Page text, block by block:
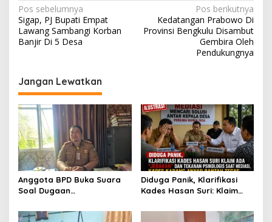
Navigasi
pos
Pos sebelumnya
Sigap, PJ Bupati Empat
Lawang Sambangi Korban
Banjir Di 5 Desa
Pos berikutnya
Kedatangan Prabowo Di
Provinsi Bengkulu Disambut
Gembira Oleh
Pendukungnya
Jangan Lewatkan
Anggota BPD Buka Suara
Soal Dugaan
Inspektorat Kepahiang
Diduga Panik, Klarifikasi
Kades Hasan Suri: Klaim
Tekanan Psikologis Saat